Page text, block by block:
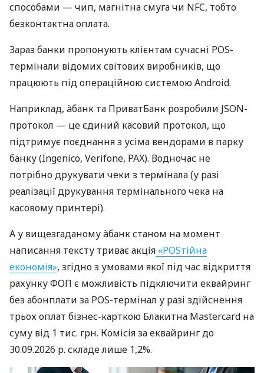
способами — чип, магнітна смуга чи NFC, тобто
безконтактна оплата.
Зараз банки пропонують клієнтам сучасні POS-
термінали відомих світових виробників, що
працюють під операційною системою Android.
Наприклад, àбанк та ПриватБанк розробили JSON-
протокол — це єдиний касовий протокол, що
підтримує поєднання з усіма вендорами в парку
банку (Ingenico, Verifone, PAX). Водночас не
потрібно друкувати чеки з термінала (у разі
реалізації друкування термінального чека на
касовому принтері).
А у вищезгаданому àбанк станом на момент
написання тексту триває акція «POSтійна
економія», згідно з умовами якої під час відкриття
рахунку ФОП є можливість підключити еквайринг
без абонплати за POS-термінал у разі здійснення
трьох оплат бізнес-карткою Блакитна Mastercard на
суму від 1 тис. грн. Комісія за еквайринг до
30.09.2026 р. складе лише 1,2%.